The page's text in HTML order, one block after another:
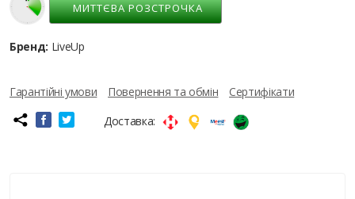
МИТТЄВА РОЗСТРОЧКА
Бренд: LiveUp
Гарантійні умови Повернення та обмін
Сертифікати
Доставка: